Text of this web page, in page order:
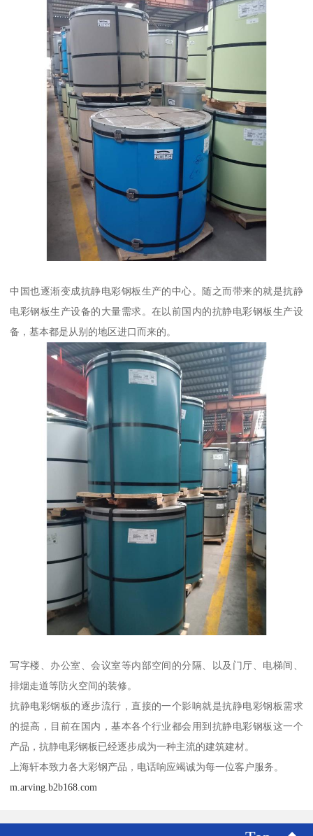
中国也逐渐变成抗静电彩钢板生产的中心。随之而带来的就是抗静
电彩钢板生产设备的大量需求。在以前国内的抗静电彩钢板生产设
备，基本都是从别的地区进口而来的。
写字楼、办公室、会议室等内部空间的分隔、以及门厅、电梯间、
排烟走道等防火空间的装修。
抗静电彩钢板的逐步流行，直接的一个影响就是抗静电彩钢板需求
的提高，目前在国内，基本各个行业都会用到抗静电彩钢板这一个
产品，抗静电彩钢板已经逐步成为一种主流的建筑建材。
上海轩本致力各大彩钢产品，电话响应竭诚为每一位客户服务。
m.arving.b2b168.com